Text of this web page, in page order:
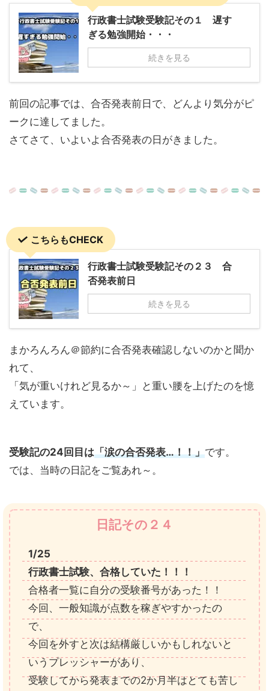
行政書士試験受験記その１ 遅す
ぎる勉強開始・・・
続きを見る
前回の記事では、合否発表前日で、どんより気分がピ
ークに達してました。
さてさて、いよいよ合否発表の日がきました。
こちらもCHECK
行政書士試験受験記その２３ 合
否発表前日
続きを見る
まかろんろん＠節約に合否発表確認しないのかと聞か
れて、
「気が重いけれど見るか～」と重い腰を上げたのを憶
えています。
受験記の24回目は「涙の合否発表…！！」です。
では、当時の日記をご覧あれ～。
日記その２４
1/25
行政書士試験、合格していた！！！
合格者一覧に自分の受験番号があった！！
今回、一般知識が点数を稼ぎやすかったの
で、
今回を外すと次は結構厳しいかもしれないと
いうプレッシャーがあり、
受験してから発表までの2か月半はとても苦し